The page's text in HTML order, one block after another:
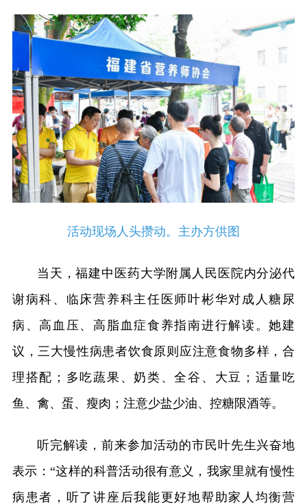
活动现场人头攒动。主办方供图
当天，福建中医药大学附属人民医院内分泌代
谢病科、临床营养科主任医师叶彬华对成人糖尿
病、高血压、高脂血症食养指南进行解读。她建
议，三大慢性病患者饮食原则应注意食物多样，合
理搭配；多吃蔬果、奶类、全谷、大豆；适量吃
鱼、禽、蛋、瘦肉；注意少盐少油、控糖限酒等。
听完解读，前来参加活动的市民叶先生兴奋地
表示：“这样的科普活动很有意义，我家里就有慢性
病患者，听了讲座后我能更好地帮助家人均衡营